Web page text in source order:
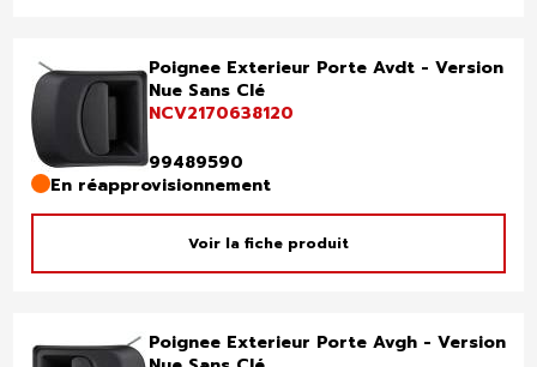
Poignee Exterieur Porte Avdt - Version
Nue Sans Clé
NCV2170638120
99489590
En réapprovisionnement
Voir la fiche produit
Poignee Exterieur Porte Avgh - Version